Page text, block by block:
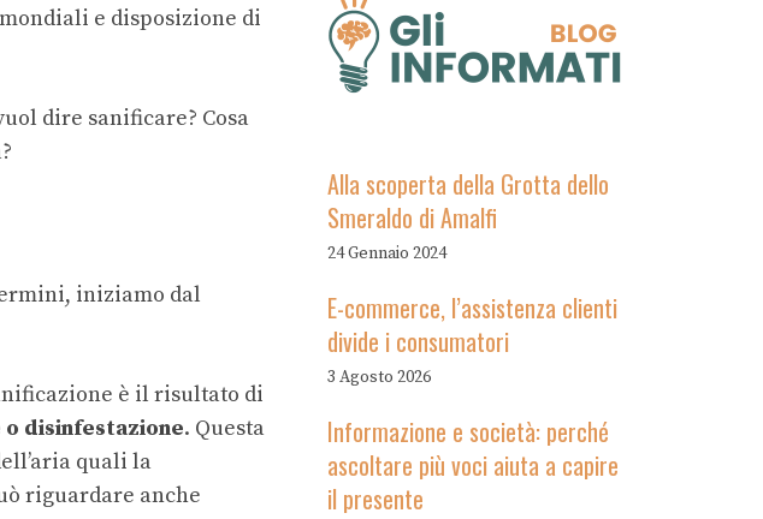
e disposizione di
dire sanificare? Cosa
iniziamo dal
è il risultato di
disinfestazione. Questa
quali la
riguardare anche
Alla scoperta della Grotta dello
Smeraldo di Amalfi
24 Gennaio 2024
E-commerce, l’assistenza clienti
divide i consumatori
3 Agosto 2026
Informazione e società: perché
ascoltare più voci aiuta a capire
il presente